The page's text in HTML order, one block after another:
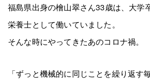
福島県出身の檜山翠さん33歳は、大学
栄養士として働いていました。
そんな時にやってきたあのコロナ禍。
「ずっと機械的に同じことを繰り返す